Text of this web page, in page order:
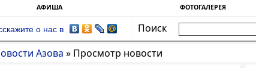
АФИША ФОТОГАЛЕРЕЯ
о нас в
Поиск
Азова » Просмотр новости